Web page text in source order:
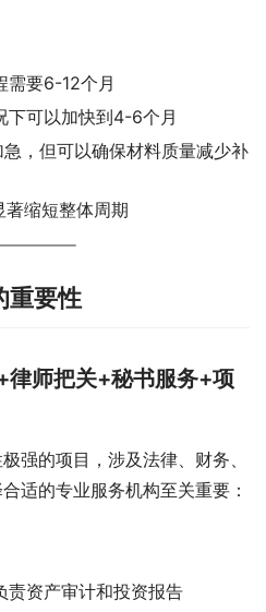
要6-12个月
下可以加快到4-6个月
，但可以确保材料质量减少补
著缩短整体周期
重要性
律师把关+秘书服务+项
强的项目，涉及法律、财务、
适的专业服务机构至关重要：
责资产审计和投资报告